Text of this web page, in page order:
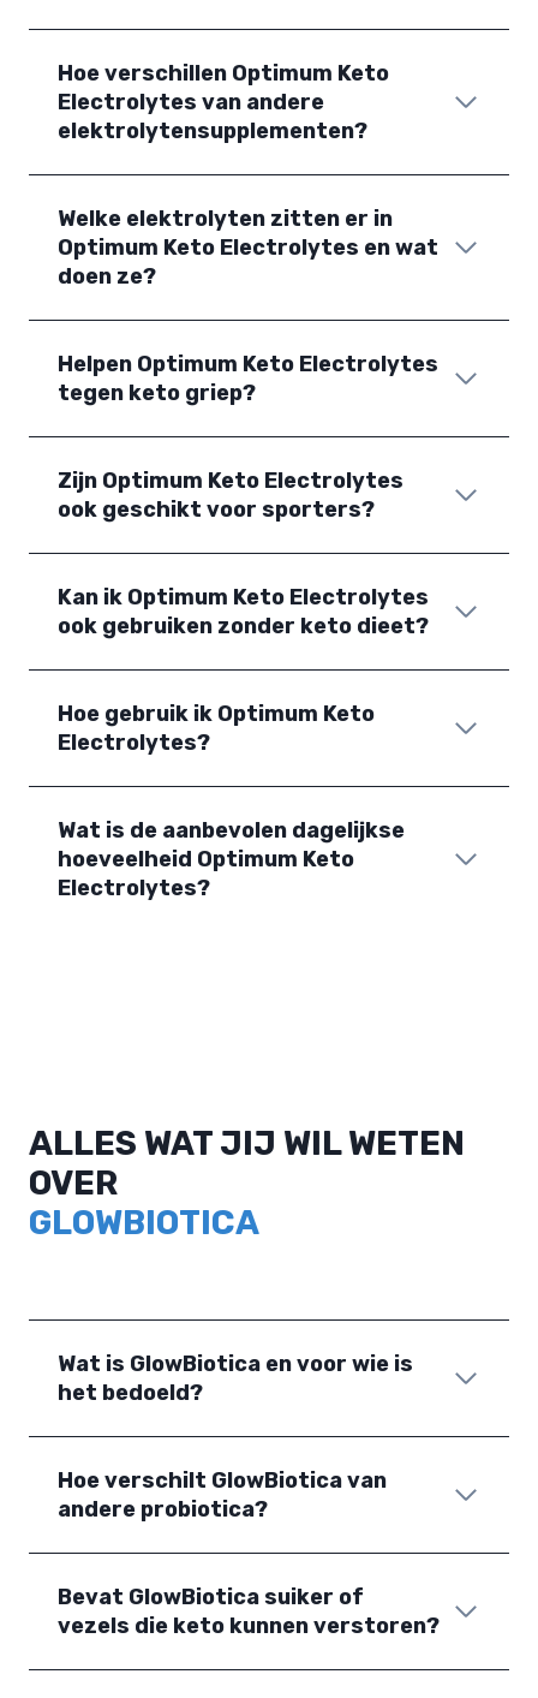
Hoe verschillen Optimum Keto
Electrolytes van andere
elektrolytensupplementen?
Welke elektrolyten zitten er in
Optimum Keto Electrolytes en wat
doen ze?
Helpen Optimum Keto Electrolytes
tegen keto griep?
Zijn Optimum Keto Electrolytes
ook geschikt voor sporters?
Kan ik Optimum Keto Electrolytes
ook gebruiken zonder keto dieet?
Hoe gebruik ik Optimum Keto
Electrolytes?
Wat is de aanbevolen dagelijkse
hoeveelheid Optimum Keto
Electrolytes?
ALLES WAT JIJ WIL WETEN
OVER
GLOWBIOTICA
Wat is GlowBiotica en voor wie is
het bedoeld?
Hoe verschilt GlowBiotica van
andere probiotica?
Bevat GlowBiotica suiker of
vezels die keto kunnen verstoren?